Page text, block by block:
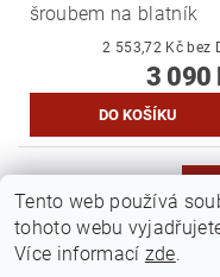
šroubem na blatník
2 553,72
3 090
Tento web používá
tohoto webu
Více informací zde.